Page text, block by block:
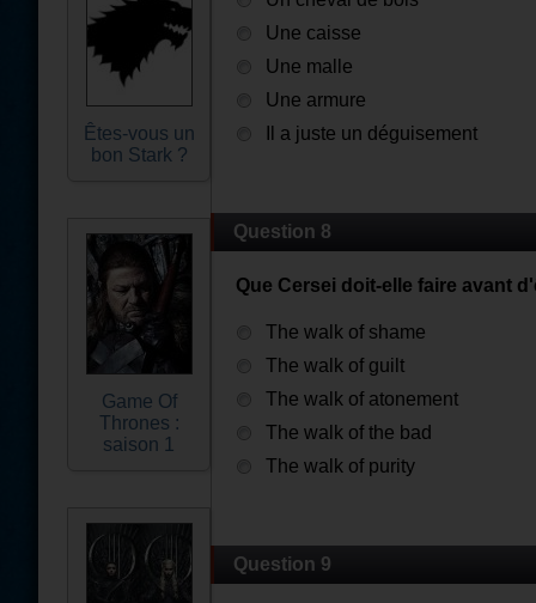
Êtes-vous un
bon Stark ?
Game Of
Thrones :
saison 1
Une caisse
Une malle
Une armure
Il a juste un déguisement
Question 8
Que Cersei doit-elle faire avant
The walk of shame
The walk of guilt
The walk of atonement
The walk of the bad
The walk of purity
Question 9